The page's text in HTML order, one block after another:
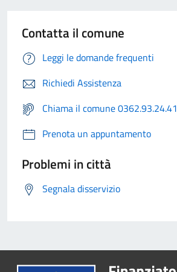
Contatta il comune
Leggi le domande frequenti
Richiedi Assistenza
Chiama il comune 0362.93.24.41
Prenota un appuntamento
Problemi in città
Segnala disservizio